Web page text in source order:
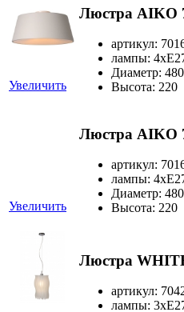
Увеличить
Люстра AIKO
артикул:
лампы:
Диаметр: 480
Высота: 220
Увеличить
Люстра AIKO
артикул:
лампы:
Диаметр: 480
Высота: 220
Люстра
артикул:
лампы: